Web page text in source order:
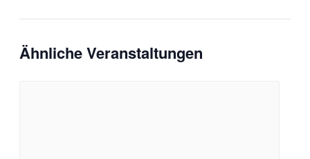
Ähnliche Veranstaltungen